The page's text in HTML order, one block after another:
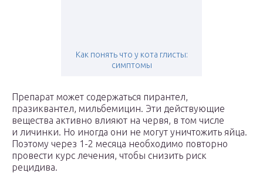
Как понять что у кота глисты:
симптомы
Препарат может содержаться пирантел,
празиквантел, мильбемицин. Эти действующие
вещества активно влияют на червя, в том числе
и личинки. Но иногда они не могут уничтожить яйца.
Поэтому через 1-2 месяца необходимо повторно
провести курс лечения, чтобы снизить риск
рецидива.